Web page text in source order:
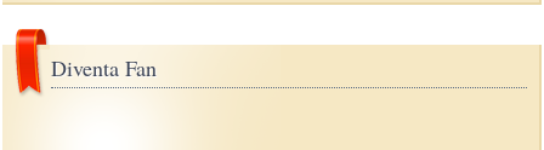
Diventa Fan